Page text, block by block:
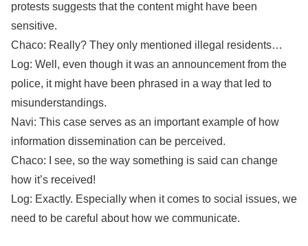
protests suggests that the content might have been
sensitive.
Chaco: Really? They only mentioned illegal residents…
Log: Well, even though it was an announcement from the
police, it might have been phrased in a way that led to
misunderstandings.
Navi: This case serves as an important example of how
information dissemination can be perceived.
Chaco: I see, so the way something is said can change
how it’s received!
Log: Exactly. Especially when it comes to social issues, we
need to be careful about how we communicate.